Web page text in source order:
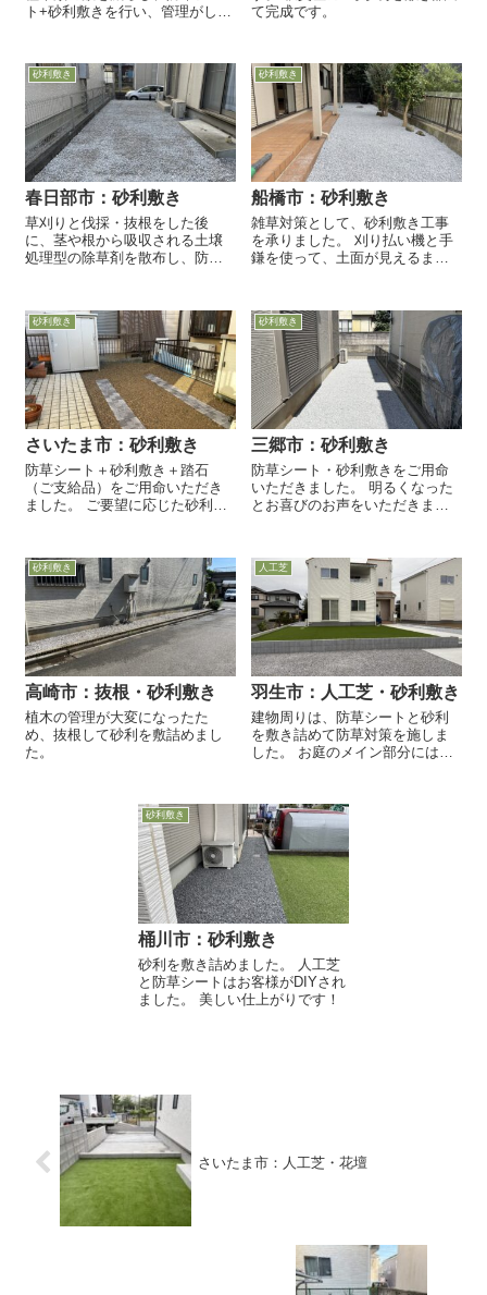
ト+砂利敷きを行い、管理がし易
て完成です。
砂利敷き
春日部市：砂利敷き
草刈りと伐採・抜根をした後
に、茎や根から吸収される土壌
処理型の除草剤を散布し、防草
0.6ミリ厚の防草シートを敷き込
みました。 最後に、6号砂利を敷
き込み...
砂利敷き
船橋市：砂利敷き
雑草対策として、砂利敷き工事
を承りました。 刈り払い機と手
鎌を使って、土面が見えるま
く見られたので、殺虫剤を散
布...
砂利敷き
さいたま市：砂利敷き
防草シート＋砂利敷き＋踏石
（ご支給品）をご用命いただき
ました。 ご要望に応じた砂利を
ムセンターや通販に比べて安価
にご提供いたします。 お気軽に
お声掛けください。 ...
砂利敷き
三郷市：砂利敷き
防草シート・砂利敷きをご用命
いただきました。 明るくなった
とお喜びのお声をいただきまし
砂利敷き
高崎市：抜根・砂利敷き
植木の管理が大変になったた
め、抜根して砂利を敷詰めまし
た。
人工芝
羽生市：人工芝・砂利敷き
建物周りは、防草シートと砂利
を敷き詰めて防草対策を施しま
した。 お庭のメイン部分には、
砂利敷き
桶川市：砂利敷き
砂利を敷き詰めました。 人工芝
と防草シートはお客様がDIYされ
ました。 美しい仕上がりです！
さいたま市：人工芝・花壇